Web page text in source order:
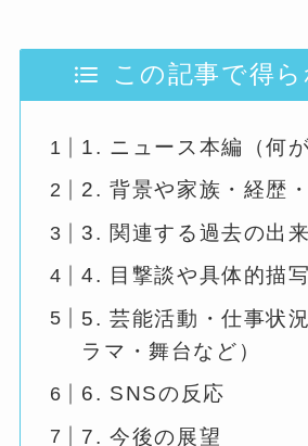
この記事で得
1. ニュース本編（何
2. 背景や家族・経歴
3. 関連する過去の出
4. 目撃談や具体的描写
5. 芸能活動・仕事状
ラマ・舞台など）
6. SNSの反応
7. 今後の展望